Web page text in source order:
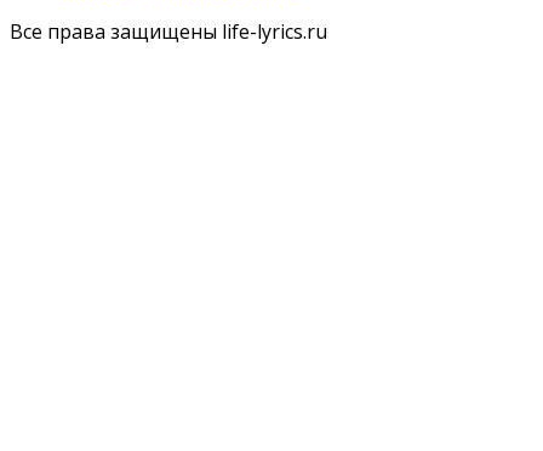
Все права защищены life-lyrics.ru